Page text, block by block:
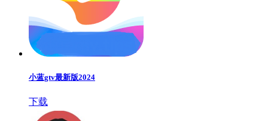
小蓝gtv最新版2024
下载